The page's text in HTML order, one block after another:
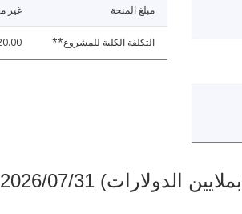
مبلغ المنحة غير
التكلفة الكلية للمشروع**
2026/07/31